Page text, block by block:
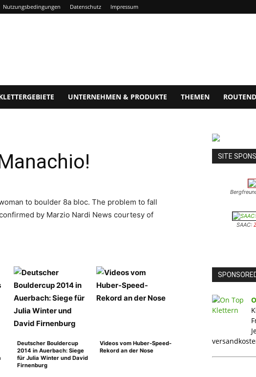
Nutzungsbedingungen Datenschutz Impressum
UNTERNEHMEN & PRODUKTE THEMEN
to boulder 8a bloc. The problem to fall
by Marzio Nardi News courtesy of
Deutscher Bouldercup
2014 in Auerbach: Siege
für Julia Winter und David
Firnenburg
Videos vom Huber-Speed-
Rekord an der Nose
SITE
SAAC: